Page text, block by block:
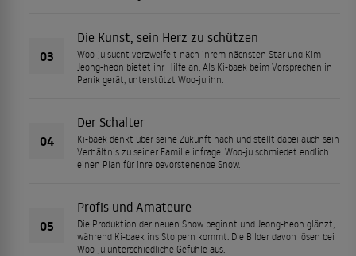
03
Die Kunst, sein Herz zu schützen
Woo-ju sucht verzweifelt nach ihrem nächsten Star und Kim
Jeong-heon bietet ihr Hilfe an. Als Ki-baek beim Vorsprechen in
Panik gerät, unterstützt Woo-ju ihn.
04
Der Schalter
Ki-baek denkt über seine Zukunft nach und stellt dabei auch sein
Verhältnis zu seiner Familie infrage. Woo-ju schmiedet endlich
einen Plan für ihre bevorstehende Show.
05
Profis und Amateure
Die Produktion der neuen Show beginnt und Jeong-heon glänzt,
während Ki-baek ins Stolpern kommt. Die Bilder davon lösen bei
Woo-ju unterschiedliche Gefühle aus.